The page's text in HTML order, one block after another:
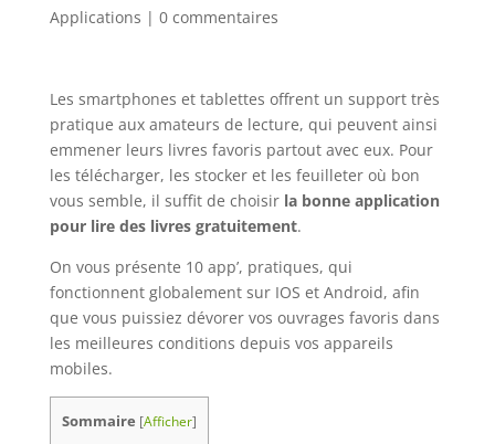
Applications | 0 commentaires
Les smartphones et tablettes offrent un support très
pratique aux amateurs de lecture, qui peuvent ainsi
emmener leurs livres favoris partout avec eux. Pour
les télécharger, les stocker et les feuilleter où bon
vous semble, il suffit de choisir la bonne application
pour lire des livres gratuitement.
On vous présente 10 app’, pratiques, qui
fonctionnent globalement sur IOS et Android, afin
que vous puissiez dévorer vos ouvrages favoris dans
les meilleures conditions depuis vos appareils
mobiles.
Sommaire [Afficher]